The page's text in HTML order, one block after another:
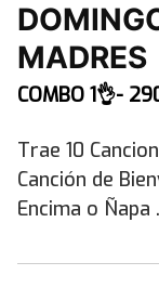
MADRES
COMBO 1👌-
Trae 10
Canción de
Encima o Ñapa .